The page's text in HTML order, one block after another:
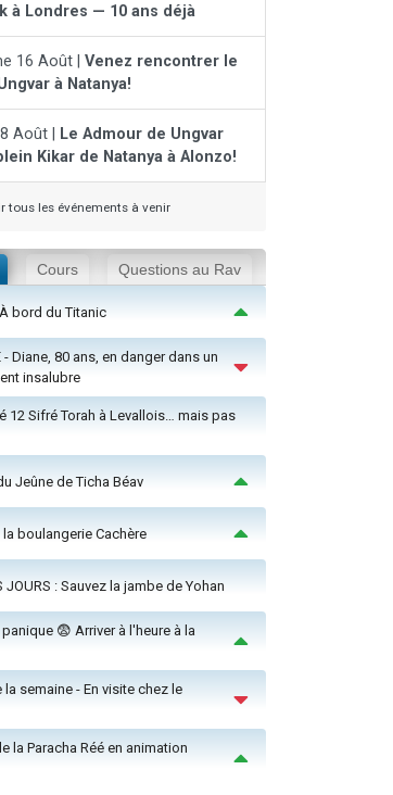
à Londres — 10 ans déjà
16 Août | Venez rencontrer le
à Natanya!
Août |
Le Admour de Ungvar
Kikar de Natanya à Alonzo!
tous les événements à venir
Cours Questions au Rav
bord du Titanic
- Diane, 80 ans, en danger dans un
insalubre
12 Sifré Torah à Levallois… mais pas
Jeûne de Ticha Béav
la boulangerie Cachère
JOURS : Sauvez la jambe de Yohan
😨 Arriver à l'heure à la
semaine - En visite chez le
la Paracha Réé en animation